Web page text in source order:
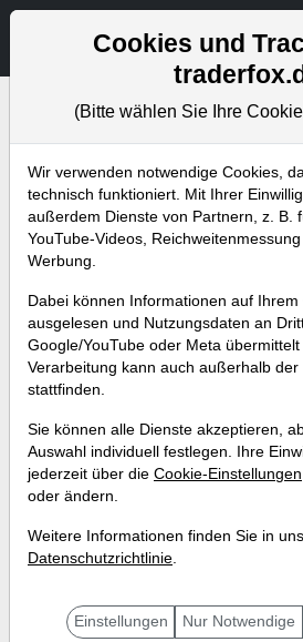
Bevorstehende Webinare Alle
Vorstellung der
Tools von TraderFox
Indicators,
Referent:Simon Betschinger
Cookies und
(Bitte wählen Sie Ihre
Wir verwenden notwendige Cookies,
technisch funktioniert. Mit Ihrer
außerdem Dienste von Partnern, z. B.
YouTube-Videos,
Werbung.
Dabei können Informationen auf
ausgelesen und Nutzungsdaten an
Google/YouTube oder Meta
Verarbeitung kann auch außerhalb der
stattfinden.
Sie können alle Dienste akzeptieren,
Auswahl individuell festlegen. Ihre
jederzeit über die Cookie-Einstellungen
oder ändern.
Weitere Informationen finden Sie in
Datenschutzrichtlinie.
Einstellungen Nur Notwendige